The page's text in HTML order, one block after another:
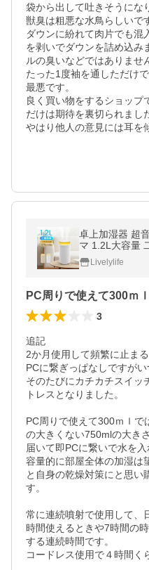
袋から出して吐きそうにな
獣臭は粗悪な水鳥らしいで
ダウンに紛れて肉片でも混
を剥いでダウンを詰め込み
ルの臭いなどではありませ
たった1度袖を通しただけ
最悪です。
良く買い物をするショップ
だけは期待を裏切られまし
やはり他人の意見には耳を
卓上加湿器 超
マ 1.2L大容量
ト 静音 16時間
ス Livelylife
PC周りで使えて300ｍ
3
追記
2か月使用して頻繁に止ま
PCに繋ぎっぱなしですが
そのたびにカチカチスイッ
トレスとなりました。
PC周りで使えて300ｍｌ
の大きくない750mlの大き
届いて即PCに繋いで水を入
容量的に部屋全体の加湿は
と自身の乾燥対策にと思い
す。
常に連続噴射で使用して、
時間使えるときや7時間の
する連続時間です。
コードレス使用で４時間く